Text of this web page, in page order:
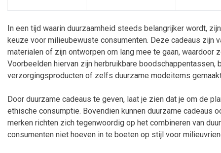
In een tijd waarin duurzaamheid steeds belangrijker wordt,
keuze voor milieubewuste consumenten. Deze cadeaus zijn
materialen of zijn ontworpen om lang mee te gaan, waardoor
Voorbeelden hiervan zijn herbruikbare boodschappentassen,
verzorgingsproducten of zelfs duurzame modeitems
Door duurzame cadeaus te geven, laat je zien dat je om de
ethische consumptie. Bovendien kunnen duurzame cadeaus
merken richten zich tegenwoordig op het combineren van
consumenten niet hoeven in te boeten op stijl voor